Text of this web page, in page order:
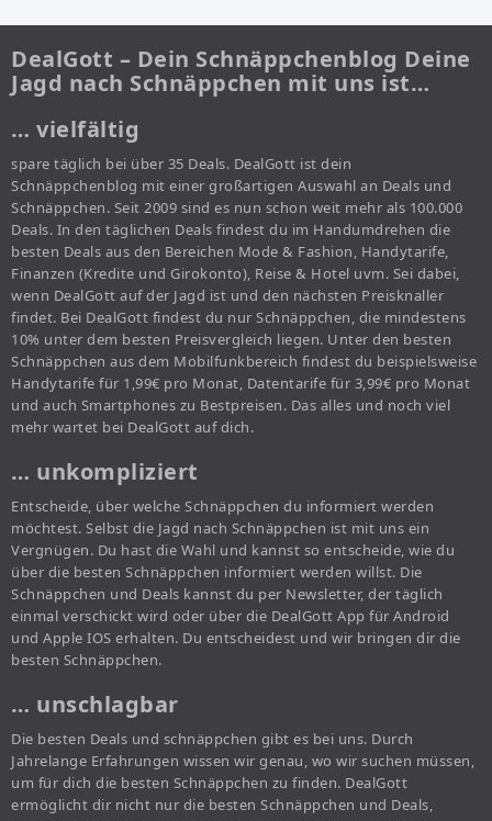
DealGott – Dein Schnäppchenblog Deine
Jagd nach Schnäppchen mit uns ist…
… vielfältig
spare täglich bei über 35 Deals. DealGott ist dein
Schnäppchenblog mit einer großartigen Auswahl an Deals und
Schnäppchen. Seit 2009 sind es nun schon weit mehr als 100.000
Deals. In den täglichen Deals findest du im Handumdrehen die
besten Deals aus den Bereichen Mode & Fashion, Handytarife,
Finanzen (Kredite und Girokonto), Reise & Hotel uvm. Sei dabei,
wenn DealGott auf der Jagd ist und den nächsten Preisknaller
findet. Bei DealGott findest du nur Schnäppchen, die mindestens
10% unter dem besten Preisvergleich liegen. Unter den besten
Schnäppchen aus dem Mobilfunkbereich findest du beispielsweise
Handytarife für 1,99€ pro Monat, Datentarife für 3,99€ pro Monat
und auch Smartphones zu Bestpreisen. Das alles und noch viel
mehr wartet bei DealGott auf dich.
… unkompliziert
Entscheide, über welche Schnäppchen du informiert werden
möchtest. Selbst die Jagd nach Schnäppchen ist mit uns ein
Vergnügen. Du hast die Wahl und kannst so entscheide, wie du
über die besten Schnäppchen informiert werden willst. Die
Schnäppchen und Deals kannst du per Newsletter, der täglich
einmal verschickt wird oder über die DealGott App für Android
und Apple IOS erhalten. Du entscheidest und wir bringen dir die
besten Schnäppchen.
… unschlagbar
Die besten Deals und schnäppchen gibt es bei uns. Durch
Jahrelange Erfahrungen wissen wir genau, wo wir suchen müssen,
um für dich die besten Schnäppchen zu finden. DealGott
ermöglicht dir nicht nur die besten Schnäppchen und Deals,